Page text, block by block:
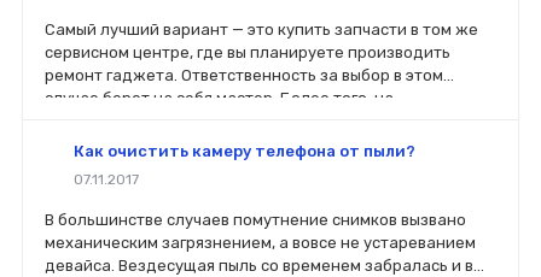
Самый лучший вариант — это купить запчасти в том же
сервисном центре, где вы планируете производить
ремонт гаджета. Ответственность за выбор в этом
случае берет на себя мастер. Более того, на
вы планируете делать ремонт самостоятельно, то выбор
перед покупкой нового модуля старый был в руках. Так
легче сориентироваться в разъемах, элементах
крепления, электрических параметрах и прочих
характеристиках.
Как очистить камеру телефона от пыли?
07.11.2017
В большинстве случаев помутнение снимков вызвано
механическим загрязнением, а вовсе не устареванием
девайса. Вездесущая пыль со временем забралась и в